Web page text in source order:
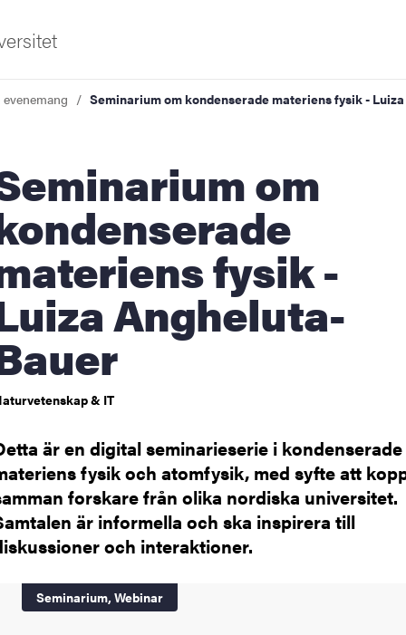
innovation
Seminarium om kondenserade materiens fysik -
om
fysik -
Angheluta-
& IT
är en digital seminarieserie i kondenserade
fysik och atomfysik, med syfte att
forskare från olika nordiska universitet.
är informella och ska inspirera till
och interaktioner.
Seminarium, Webinar